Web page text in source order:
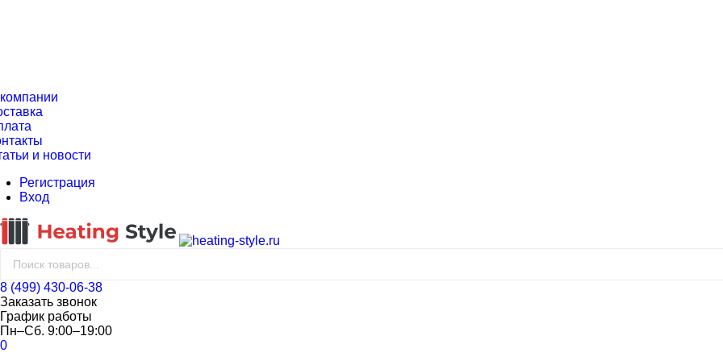
и новости
Регистрация
Вход
8 (499) 430-06-38
Заказать звонок
График работы
Пн–Сб. 9:00–19:00
0